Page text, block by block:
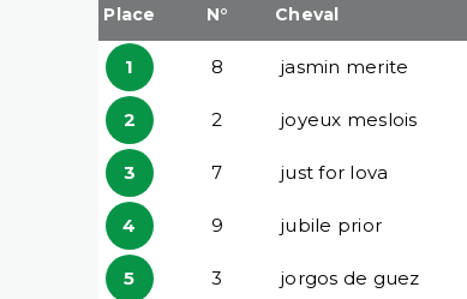
Place N° Cheval
1 8 jasmin merite
2 2 joyeux meslois
3 7 just for lova
4 9 jubile prior
5 3 jorgos de guez